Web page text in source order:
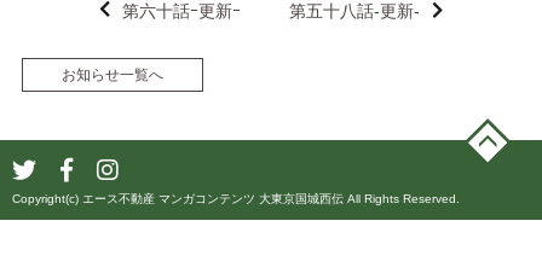
第六十話ｰ更新ｰ 第五十八話-更新-
お知らせ一覧へ
Copyright(c) エース不動産 マンガコンテンツ 大東京国城西伝 All Rights Reserved.